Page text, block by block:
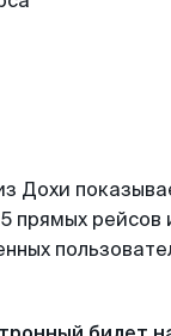
Дохи
рейсов